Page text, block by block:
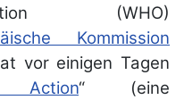
(WHO)
Kommission
vor einigen Tagen
“ (eine